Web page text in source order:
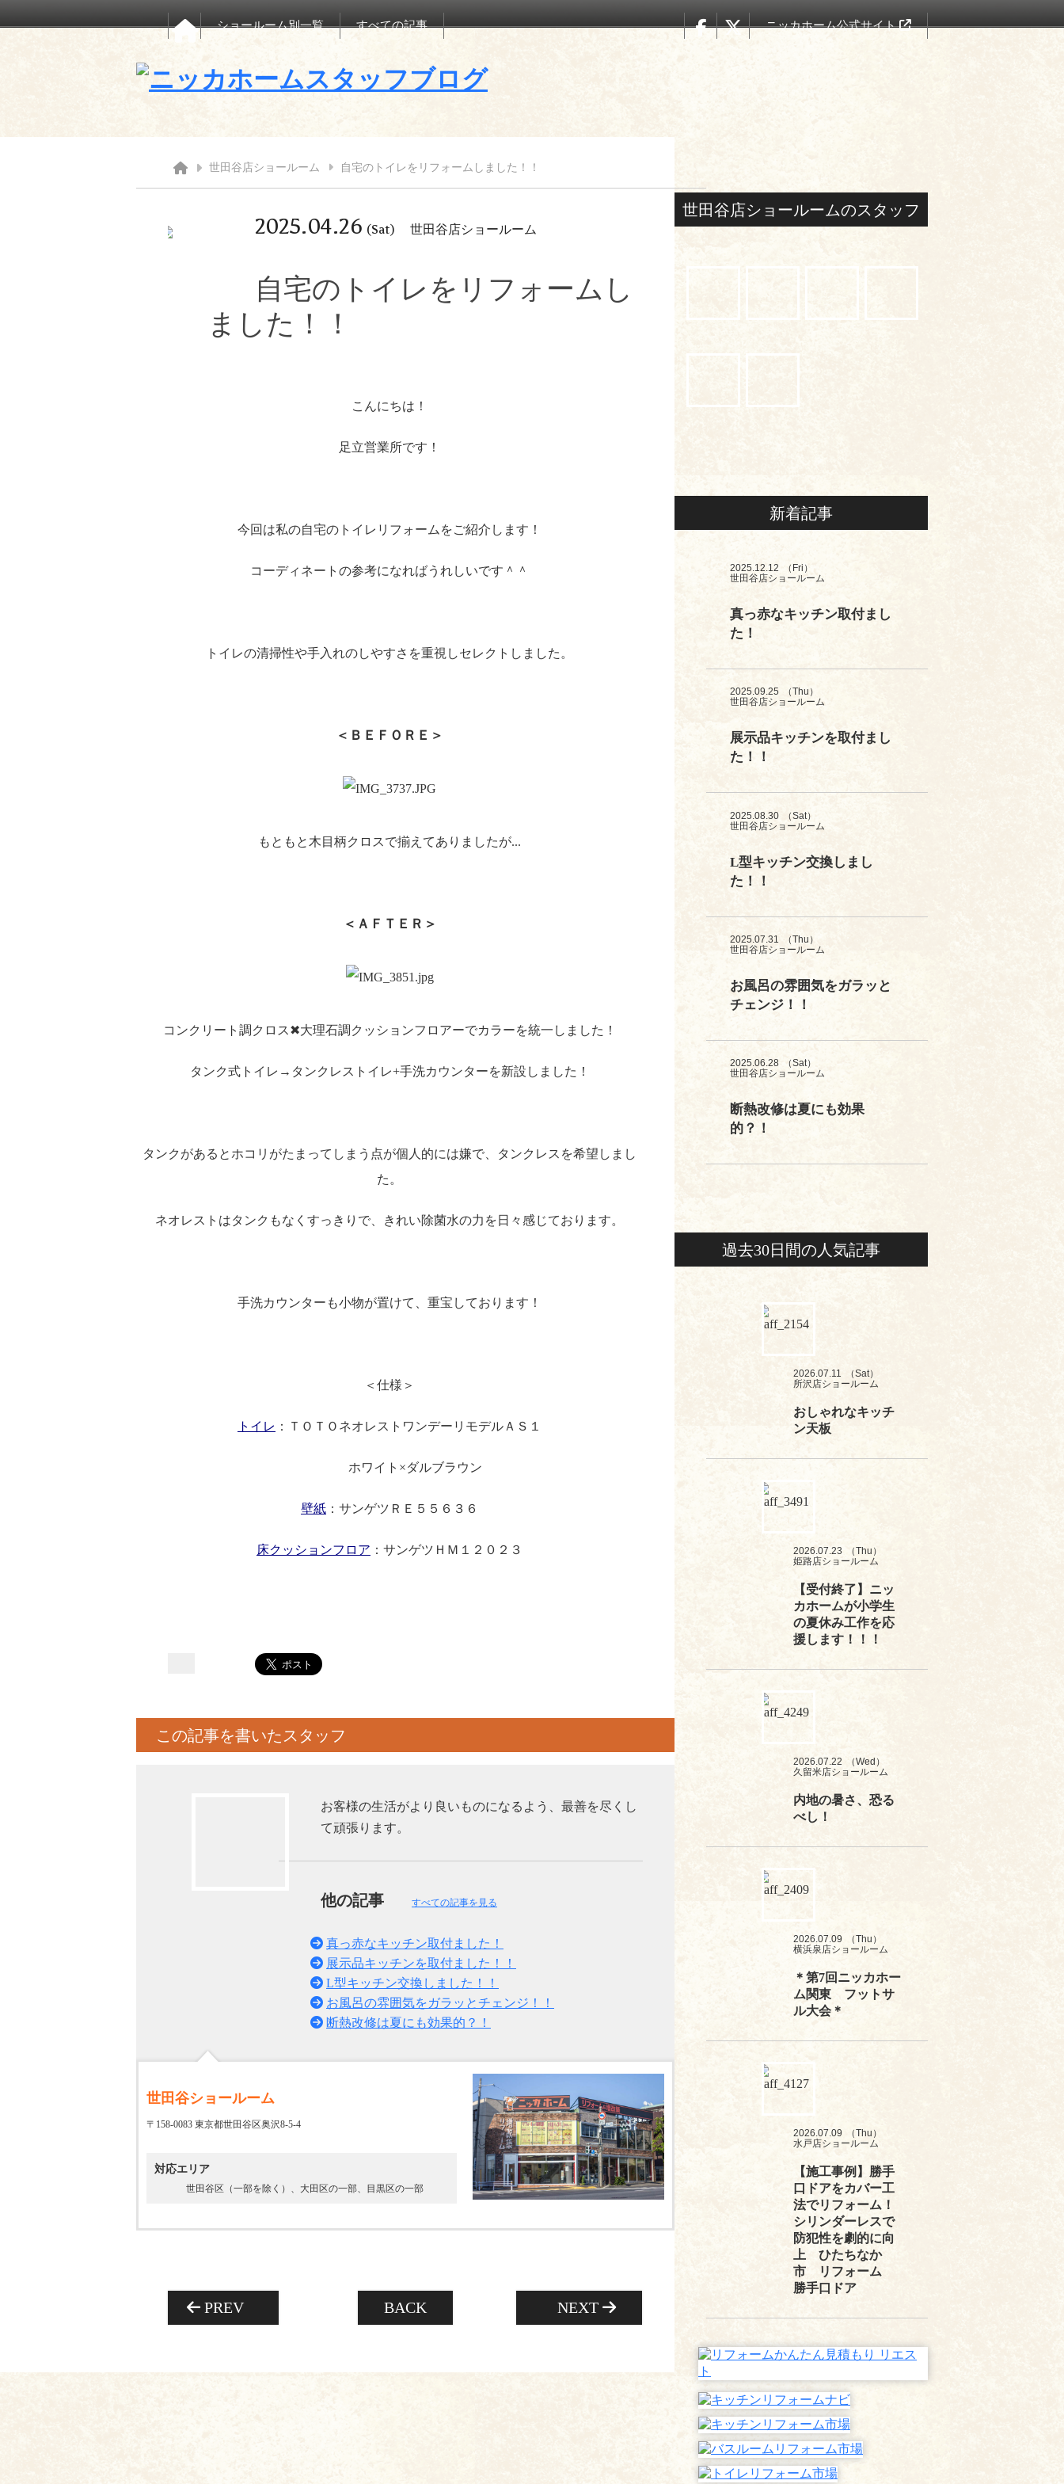
ショールーム別一覧 すべての記事 ニッカホーム公式サイト
世田谷店ショールーム 自宅のトイレをリフォームしました！！
2025.04.26 (Sat) 世田谷店ショールーム
自宅のトイレをリフォームし
ました！！
こんにちは！
足立営業所です！
今回は私の自宅のトイレリフォームをご紹介します！
コーディネートの参考になればうれしいです＾＾
トイレの清掃性や手入れのしやすさを重視しセレクトしました。
＜ＢＥＦＯＲＥ＞
もともと木目柄クロスで揃えてありましたが...
＜ＡＦＴＥＲ＞
コンクリート調クロス✖大理石調クッションフロアーでカラーを統一しました！
タンク式トイレ→タンクレストイレ+手洗カウンターを新設しました！
タンクがあるとホコリがたまってしまう点が個人的には嫌で、タンクレスを希望しまし
た。
ネオレストはタンクもなくすっきりで、きれい除菌水の力を日々感じております。
手洗カウンターも小物が置けて、重宝しております！
＜仕様＞
トイレ ：ＴＯＴＯネオレストワンデーリモデルＡＳ１
ホワイト×ダルブラウン
壁紙 ：サンゲツＲＥ５５６３６
床クッションフロア ：サンゲツＨＭ１２０２３
この記事を書いたスタッフ
お客様の生活がより良いものになるよう、最善を尽くし
て頑張ります。
他の記事 すべての記事を見る
真っ赤なキッチン取付ました！
展示品キッチンを取付ました！！
L型キッチン交換しました！！
お風呂の雰囲気をガラッとチェンジ！！
断熱改修は夏にも効果的？！
世田谷ショールーム
〒158-0083 東京都世田谷区奥沢8-5-4
対応エリア
世田谷区（一部を除く）、大田区の一部、目黒区の一部
PREV BACK NEXT
世田谷店ショールームのスタッフ
新着記事
2025.12.12
（Fri）
世田谷店ショールーム
真っ赤なキッチン取付まし
た！
2025.09.25
（Thu）
世田谷店ショールーム
展示品キッチンを取付まし
た！！
2025.08.30
（Sat）
世田谷店ショールーム
L型キッチン交換しまし
た！！
2025.07.31
（Thu）
世田谷店ショールーム
お風呂の雰囲気をガラッと
チェンジ！！
2025.06.28
（Sat）
世田谷店ショールーム
断熱改修は夏にも効果
的？！
過去30日間の人気記事
2026.07.11
（Sat）
所沢店ショールーム
おしゃれなキッチ
ン天板
2026.07.23
（Thu）
姫路店ショールーム
【受付終了】ニッ
カホームが小学生
の夏休み工作を応
援します！！！
2026.07.22
（Wed）
久留米店ショールーム
内地の暑さ、恐る
べし！
2026.07.09
（Thu）
横浜泉店ショールーム
＊第7回ニッカホー
ム関東 フットサ
ル大会＊
2026.07.09
（Thu）
水戸店ショールーム
【施工事例】勝手
口ドアをカバー工
法でリフォーム！
シリンダーレスで
防犯性を劇的に向
上 ひたちなか
市 リフォーム
勝手口ドア